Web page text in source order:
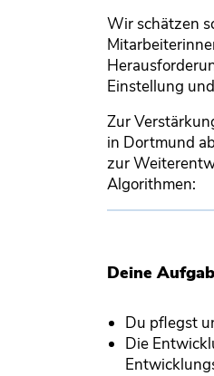
Wir schätzen
Einstellung
Zur
in Dortmund
zur
Algorithmen:
Deine
Du pflegst
Die